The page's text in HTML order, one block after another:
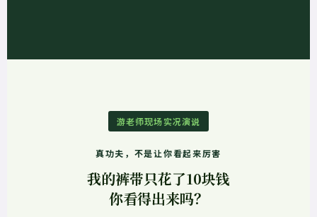
游老师现场实况演说
真功夫，不是让你看起来厉害
我的裤带只花了10块钱
你看得出来吗？